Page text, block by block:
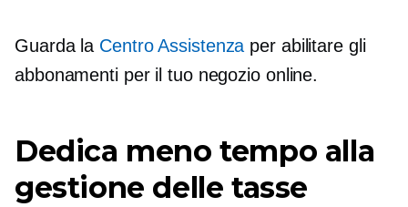
Guarda la Centro Assistenza per abilitare gli
abbonamenti per il tuo negozio online.
Dedica meno tempo alla
gestione delle tasse